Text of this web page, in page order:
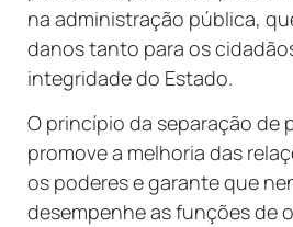
na administração pública,
danos tanto para os
integridade do Estado.
O princípio da separação de
promove a melhoria das
os poderes e garante que
desempenhe as funções de